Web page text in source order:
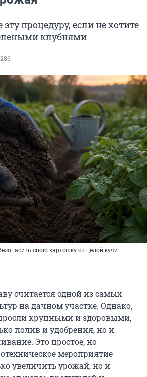
процедуру, если не хотите
клубнями
286
свою картошку от целой кучи
считается одной из самых
на дачном участке. Однако,
крупными и здоровыми,
полив и удобрения, но и
Это простое, но
мероприятие
увеличить урожай, но и